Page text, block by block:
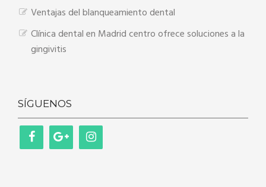
Ventajas del blanqueamiento dental
Clínica dental en Madrid centro ofrece soluciones a la
gingivitis
SÍGUENOS